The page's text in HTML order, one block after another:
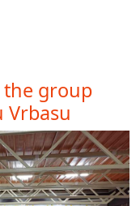
the group
Vrbasu